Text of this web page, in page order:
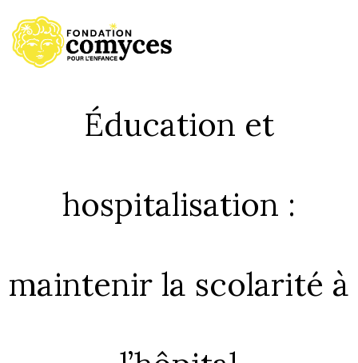
Éducation et
hospitalisation :
maintenir la scolarité à